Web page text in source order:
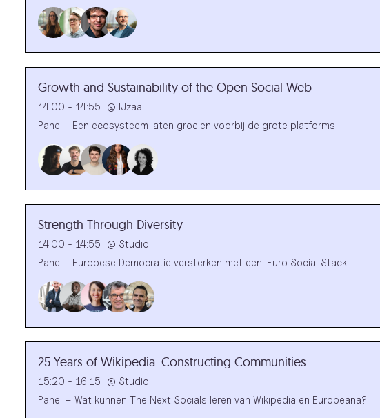
Growth and Sustainability of the Open Social Web
14:00 - 14:55 @ IJzaal
Panel - Een ecosysteem laten groeien voorbij de grote platforms
Strength Through Diversity
14:00 - 14:55 @ Studio
Panel - Europese Democratie versterken met een 'Euro Social Stack'
25 Years of Wikipedia: Constructing Communities
15:20 - 16:15 @ Studio
Panel – Wat kunnen The Next Socials leren van Wikipedia en Europeana?